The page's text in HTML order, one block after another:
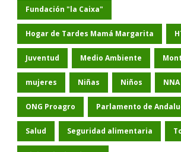
Fundación "la Caixa"
Hogar de Tardes Mamá Margarita
Juventud Medio Ambiente
mujeres Niñas Niños NNA
ONG Proagro Parlamento de
Salud Seguridad alimentaria